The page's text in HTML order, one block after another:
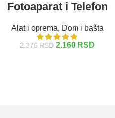
Fotoaparat i Telefon
Alat i oprema, Dom i bašta
2.376RSD 2.160 RSD